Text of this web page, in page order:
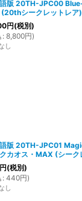
語版 20TH-JPC00
(20thシークレットレア)
円(税別)
: 8,800円)
し
版 20TH-JPC01
カオス・MAX (シーク
(税別)
: 440円)
し